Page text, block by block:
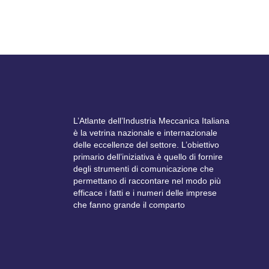
L’Atlante dell’Industria Meccanica Italiana
è la vetrina nazionale e internazionale
delle eccellenze del settore. L’obiettivo
primario dell’iniziativa è quello di fornire
degli strumenti di comunicazione che
permettano di raccontare nel modo più
efficace i fatti e i numeri delle imprese
che fanno grande il comparto